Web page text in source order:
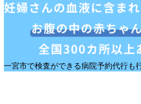
一宮市で検査ができる病院予約代行も